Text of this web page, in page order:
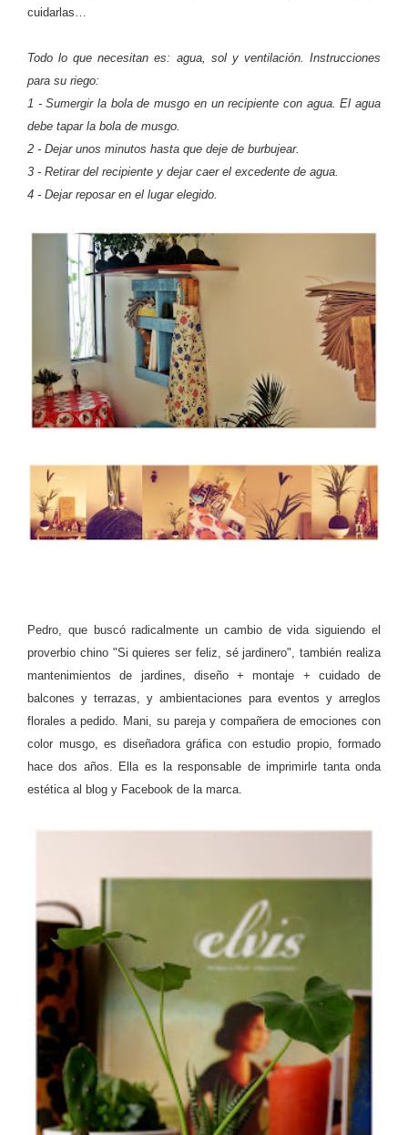
cuidarlas…
Todo lo que necesitan es: agua, sol y ventilación. Instrucciones
para su riego:
1 - Sumergir la bola de musgo en un recipiente con agua. El agua
debe tapar la bola de musgo.
2 - Dejar unos minutos hasta que deje de burbujear.
3 - Retirar del recipiente y dejar caer el excedente de agua.
4 - Dejar reposar en el lugar elegido.
Pedro, que buscó radicalmente un cambio de vida siguiendo el
proverbio chino "Si quieres ser feliz, sé jardinero", también realiza
mantenimientos de jardines, diseño + montaje + cuidado de
balcones y terrazas, y ambientaciones para eventos y arreglos
florales a pedido. Mani, su pareja y compañera de emociones con
color musgo, es diseñadora gráfica con estudio propio, formado
hace dos años. Ella es la responsable de imprimirle tanta onda
estética al blog y Facebook de la marca.